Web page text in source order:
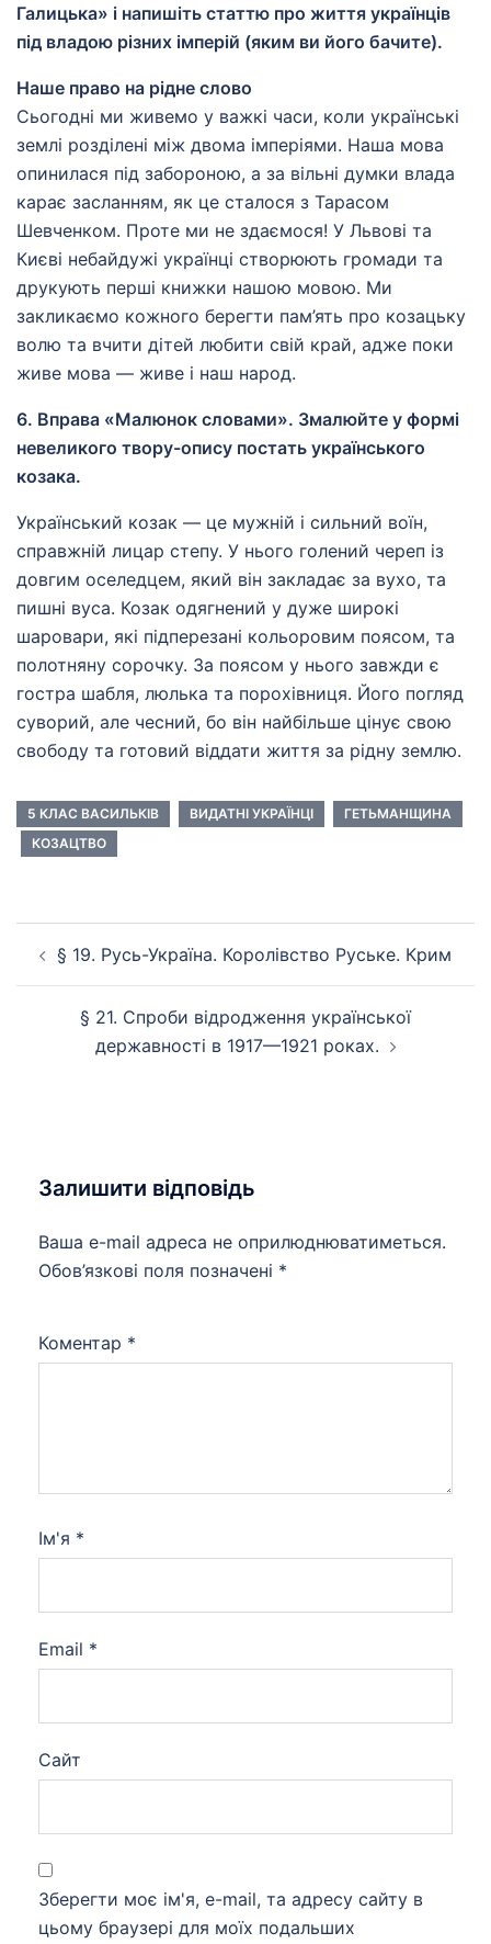
Галицька» і напишіть статтю про життя українців
під владою різних імперій (яким ви його бачите).
Наше право на рідне слово
Сьогодні ми живемо у важкі часи, коли українські
землі розділені між двома імперіями. Наша мова
опинилася під забороною, а за вільні думки влада
карає засланням, як це сталося з Тарасом
Шевченком. Проте ми не здаємося! У Львові та
Києві небайдужі українці створюють громади та
друкують перші книжки нашою мовою. Ми
закликаємо кожного берегти пам’ять про козацьку
волю та вчити дітей любити свій край, адже поки
живе мова — живе і наш народ.
6. Вправа «Малюнок словами». Змалюйте у формі
невеликого твору-опису постать українського
козака.
Український козак — це мужній і сильний воїн,
справжній лицар степу. У нього голений череп із
довгим оселедцем, який він закладає за вухо, та
пишні вуса. Козак одягнений у дуже широкі
шаровари, які підперезані кольоровим поясом, та
полотняну сорочку. За поясом у нього завжди є
гостра шабля, люлька та порохівниця. Його погляд
суворий, але чесний, бо він найбільше цінує свою
свободу та готовий віддати життя за рідну землю.
5 КЛАС ВАСИЛЬКІВ ВИДАТНІ УКРАЇНЦІ
ГЕТЬМАНЩИНА
КОЗАЦТВО
по § 19. Русь-Україна. Королівство Руське. Крим
§ 21. Спроби відродження української
державності в 1917—1921 роках.
Залишити відповідь
Ваша e-mail адреса не оприлюднюватиметься.
Обов’язкові поля позначені *
Коментар *
Ім'я *
Email *
Сайт
Зберегти моє ім'я, e-mail, та адресу сайту в
цьому браузері для моїх подальших